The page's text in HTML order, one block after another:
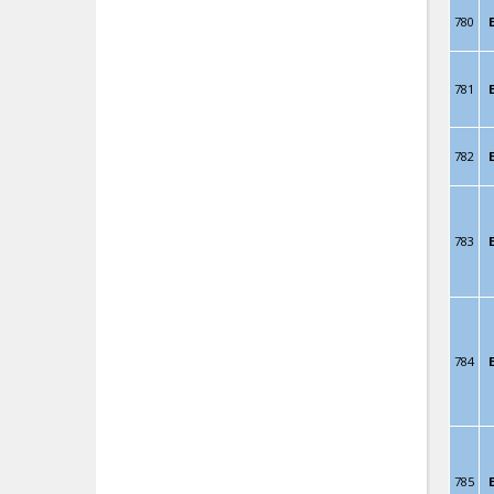
780
781
782
783
784
785